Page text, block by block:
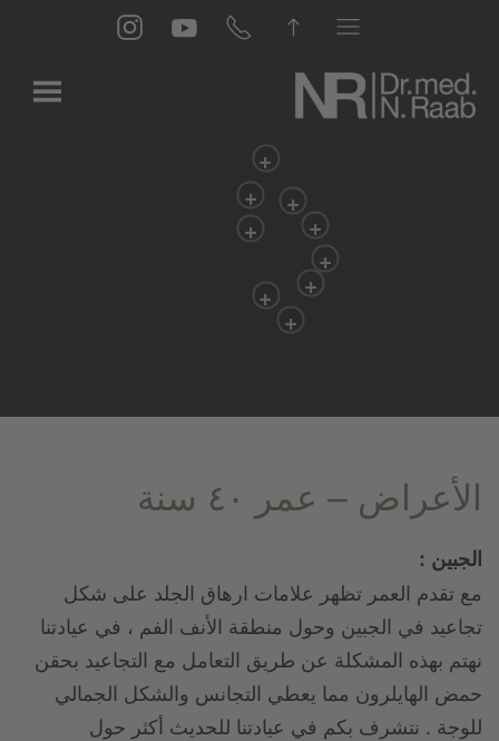
الأعراض – عمر ٤٠ سنة
الجبين :
مع تقدم العمر تظهر علامات ارهاق الجلد على شكل
تجاعيد في الجبين وحول منطقة الأنف الفم ، في عيادتنا
نهتم بهذه المشكلة عن طريق التعامل مع التجاعيد بحقن
حمض الهايلرون مما يعطي التجانس والشكل الجمالي
للوجة . نتشرف بكم في عيادتنا للحديث أكثر حول